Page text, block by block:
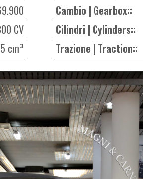
Cambio | Gearbox::
CV Cilindri | Cylinders::
cm³ Trazione | Traction::